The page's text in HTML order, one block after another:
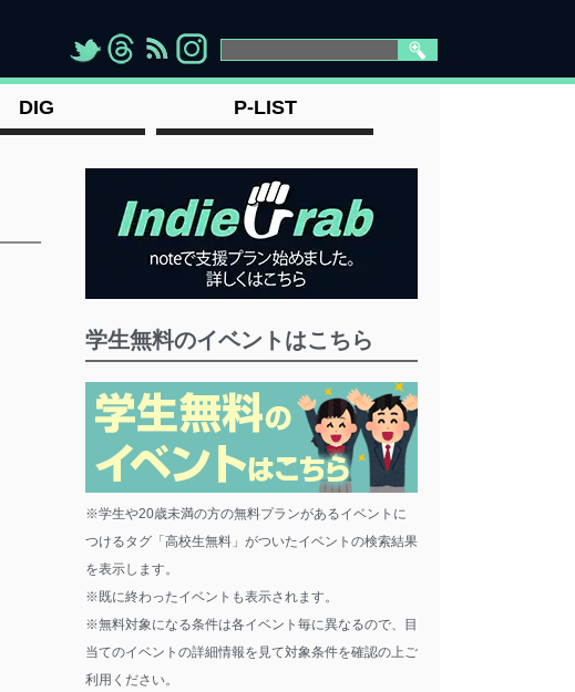
"> "> "> " >
DIG P-LIST
学生無料のイベントはこちら
※学生や20歳未満の方の無料プランがあるイベントに
つけるタグ「高校生無料」がついたイベントの検索結果
を表示します。
※既に終わったイベントも表示されます。
※無料対象になる条件は各イベント毎に異なるので、目
当てのイベントの詳細情報を見て対象条件を確認の上ご
利用ください。